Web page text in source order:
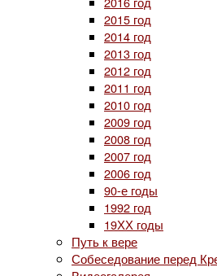
2015 год
2014 год
2013 год
2012 год
2011 год
2010 год
2009 год
2008 год
2007 год
2006 год
90-е годы
1992 год
19ХХ годы
Путь к вере
Собеседование перед